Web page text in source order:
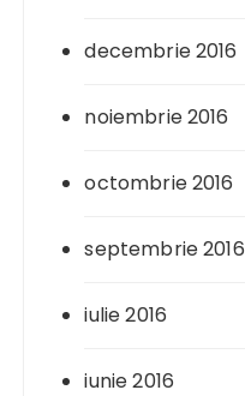
decembrie 2016
noiembrie 2016
octombrie 2016
septembrie 2016
iulie 2016
iunie 2016